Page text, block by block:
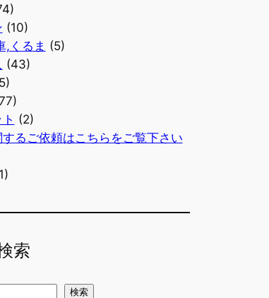
(10)
,くるま (5)
(43)
(2)
るご依頼はこちらをご覧下さい
索
検索